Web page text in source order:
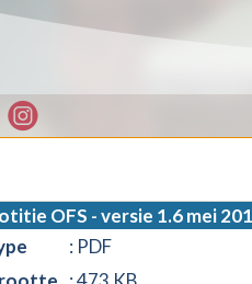
OFS - versie 1.6 mei
: PDF